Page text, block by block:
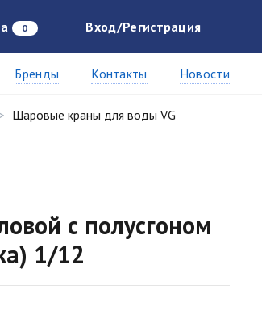
0 Вход/Регистрация
Бренды Контакты Новости
Шаровые краны для воды VG
с полусгоном
1/12